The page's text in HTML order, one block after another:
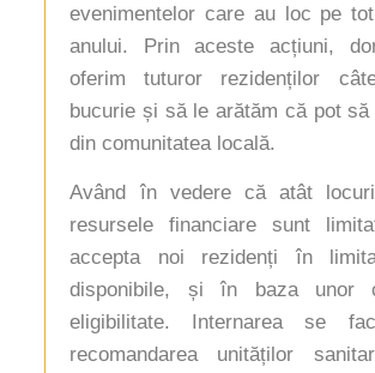
evenimentelor care au loc pe
anului. Prin aceste acțiuni,
oferim tuturor rezidenților
bucurie și să le arătăm că pot să
din comunitatea locală.
Având în vedere că atât
resursele financiare sunt
accepta noi rezidenți în
disponibile, și în baza unor
eligibilitate. Internarea se
recomandarea unităților